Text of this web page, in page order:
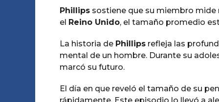
Phillips sostiene que su miembro mide
el Reino Unido, el tamaño promedio
La historia de Phillips refleja las
mental de un hombre. Durante su
marcó su futuro.
El día en que reveló el tamaño de su